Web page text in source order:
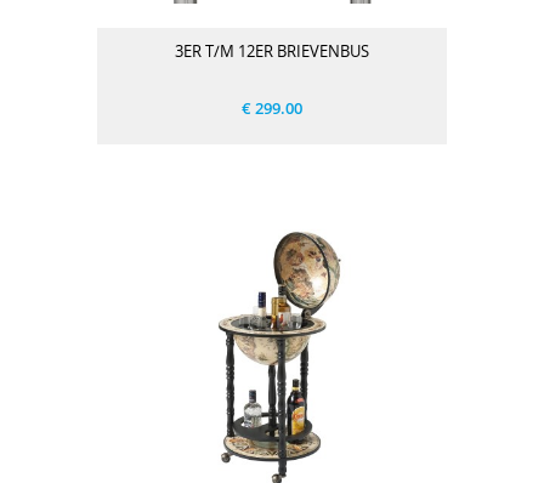
3ER T/M 12ER BRIEVENBUS
€ 299.00